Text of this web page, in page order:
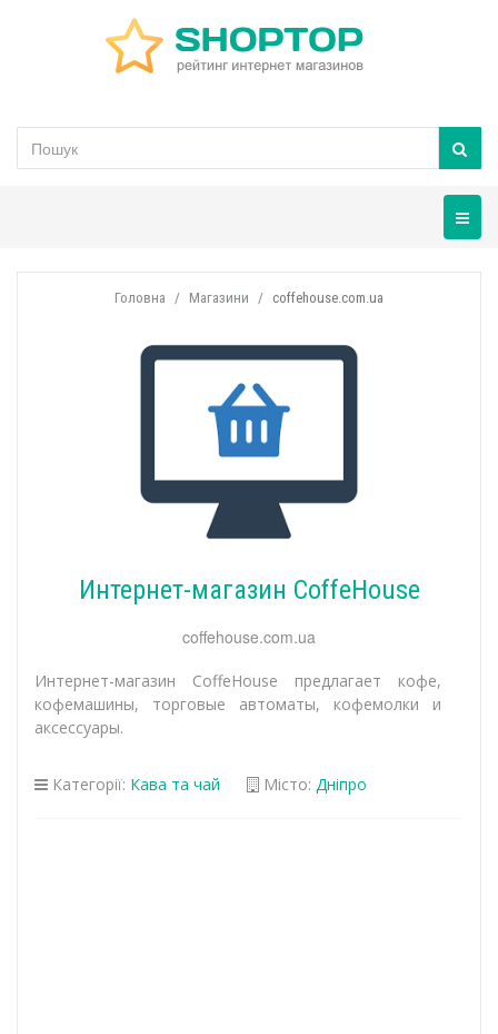
Головна Магазини coffehouse.com.ua
Интернет-магазин CoffeHouse
coffehouse.com.ua
Интернет-магазин CoffeHouse предлагает кофе,
кофемашины, торговые автоматы, кофемолки и
аксессуары.
Категорії: Кава та чай Місто: Дніпро